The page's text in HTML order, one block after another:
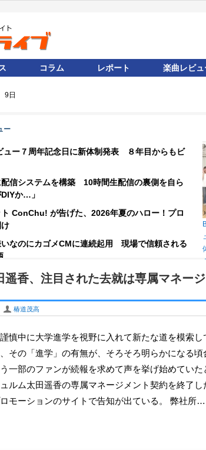
コラム レポート 楽曲レビュ
9日
ー
ュー７周年記念日に新体制発表 ８年目からもビ
信システムを構築 10時間生配信の裏側を自ら
か…」
ConChu! が告げた、2026年夏のハロー！プロ
なのにカゴメCMに連続起用 現場で信頼される
ンバーカラー発表 加えて山﨑愛生のメンバー
ィションを総合プロデュース！アイドル×ROCK
す
も、待望の初写真集『もももてぃーん。』発売決
” の間で
ンスタ更新 相変わらずの “牧野節” にファンも
ネルに徳永千奈美！ このままBerryz工房を網羅
アナウンサー デビュー
遥香、注目された去就は専属マネー
U 椿道茂高
謹慎中に大学進学を視野に入れて新たな道を模索していることが告げられ
その「進学」の有無が、そろそろ明らかになる頃
一部のファンが続報を求めて声を挙げ始めてい
ルム太田遥香の専属マネージメント契約を終了し
モーションのサイトで告知が出ている。 弊社所…